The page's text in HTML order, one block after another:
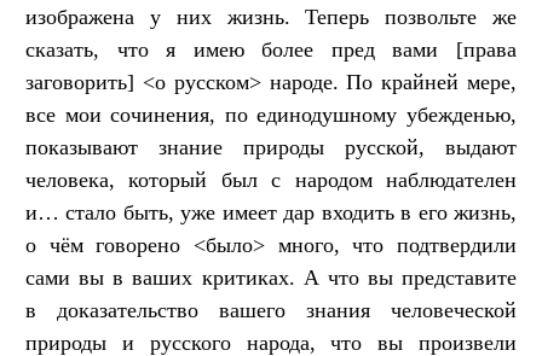
изображена у них жизнь. Теперь позвольте же
сказать, что я имею более пред вами [права
заговорить] <о русском> народе. По крайней мере,
все мои сочинения, по единодушному убежденью,
показывают знание природы русской, выдают
человека, который был с народом наблюдателен
и… стало быть, уже имеет дар входить в его жизнь,
о чём говорено <было> много, что подтвердили
сами вы в ваших критиках. А что вы представите
в доказательство вашего знания человеческой
природы и русского народа, что вы произвели